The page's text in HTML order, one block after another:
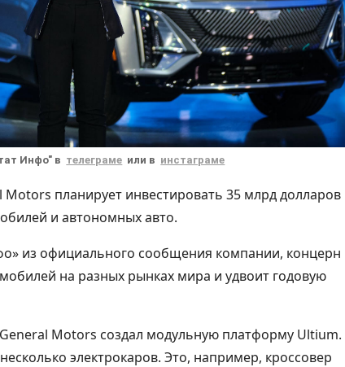
Инфо" в телеграме или в инстаграме
Motors планирует инвестировать 35 млрд долларов
и автономных авто.
из официального сообщения компании, концерн
на разных рынках мира и удвоит годовую
Motors создал модульную платформу Ultium.
электрокаров. Это, например, кроссовер